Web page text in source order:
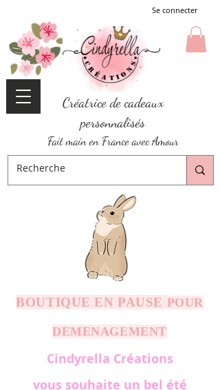
Se connecter
Créatrice de cadeaux
personnalisés
Fait main en France avec Amour
BOUTIQUE EN PAUSE POUR
DEMENAGEMENT
Cindyrella Créations
vous souhaite un bel été